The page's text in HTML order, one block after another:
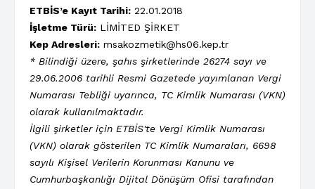
ETBİS’e Kayıt Tarihi: 22.01.2018
İşletme Türü: LİMİTED ŞİRKET
Kep Adresleri: msakozmetik@hs06.kep.tr
* Bilindiği üzere, şahıs şirketlerinde 26274 sayı ve
29.06.2006 tarihli Resmi Gazetede yayımlanan Vergi
Numarası Tebliği uyarınca, TC Kimlik Numarası (VKN)
olarak kullanılmaktadır.
İlgili şirketler için ETBİS'te Vergi Kimlik Numarası
(VKN) olarak gösterilen TC Kimlik Numaraları, 6698
sayılı Kişisel Verilerin Korunması Kanunu ve
Cumhurbaşkanlığı Dijital Dönüşüm Ofisi tarafından